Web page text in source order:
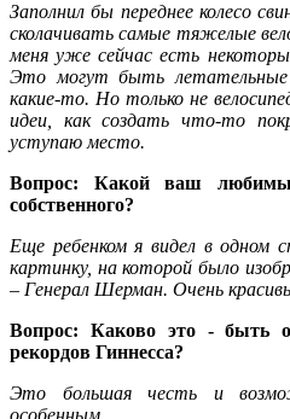
Заполнил бы переднее колесо
сколачивать самые тяжелые
меня уже сейчас есть
Это могут быть
какие-то. Но только не
идеи, как создать что-то
уступаю место.
Вопрос: Какой ваш
собственного?
Еще ребенком я видел в одном
картинку, на которой было
– Генерал Шерман. Очень
Вопрос: Каково это - быть
рекордов Гиннесса?
Это большая честь и